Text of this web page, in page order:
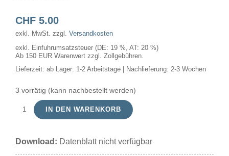
CHF5.00
exkl. MwSt. zzgl. Versandkosten
exkl. Einfuhrumsatzsteuer (DE: 19 %, AT: 20 %)
Ab 150 EUR Warenwert zzgl. Zollgebühren.
Lieferzeit: ab Lager: 1-2 Arbeitstage | Nachlieferung: 2-3 Wochen
3 vorrätig (kann nachbestellt werden)
Glimmlampe
A.C.
IN DEN WARENKORB
Download: Datenblatt nicht verfügbar